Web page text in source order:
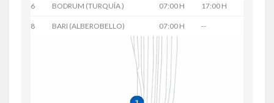
6 BODRUM (TURQUÍA ) 07:00 H 17:00 H
8 BARI (ALBEROBELLO) 07:00 H --